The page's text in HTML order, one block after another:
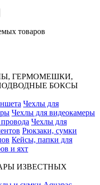
товаров
ГЕРМОМЕШКИ,
БОКСЫ
Чехлы для
Чехлы для видеокамеры
Чехлы для
Рюкзаки, сумки
Кейсы, папки для
и яхт
ИЗВЕСТНЫХ